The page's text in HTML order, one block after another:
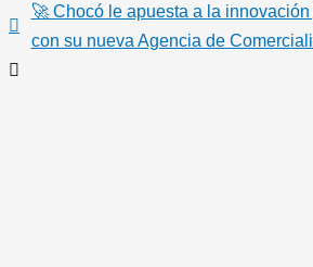
🚀 Chocó le apuesta a la
con su nueva Agencia de